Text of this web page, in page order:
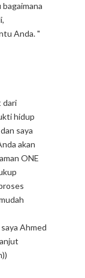
Anda. "
dari
hidup
saya
akan
ONE
Ahmed